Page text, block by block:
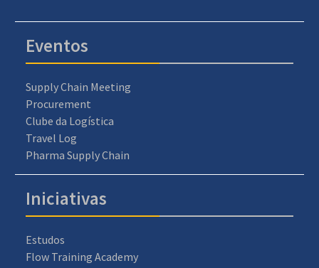
Eventos
Supply Chain Meeting
Procurement
Clube da Logística
Travel Log
Pharma Supply Chain
Iniciativas
Estudos
Flow Training Academy